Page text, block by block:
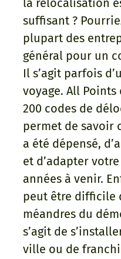
la relocalisation
suffisant ?
plupart des
général pour un
Il s’agit parfois
voyage. All
200 codes de
permet de savoir
a été dépensé,
et d’adapter
années à venir.
peut être difficile
méandres du
s’agit de
ville ou de